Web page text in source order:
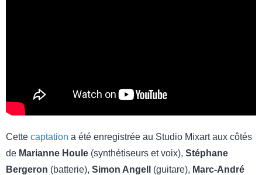
Cette captation a été enregistrée au Studio Mixart aux côtés
de Marianne Houle (synthétiseurs et voix), Stéphane
Bergeron (batterie), Simon Angell (guitare), Marc-André